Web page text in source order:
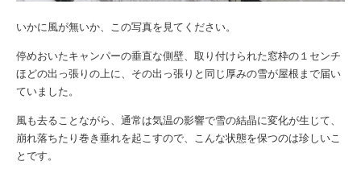
いかに風が無いか、この写真を見てください。
停めおいたキャンパーの垂直な側壁、取り付けられた窓枠の１センチ
ほどの出っ張りの上に、その出っ張りと同じ厚みの雪が屋根まで届い
ていました。
風も去ることながら、通常は気温の影響で雪の結晶に変化が生じて、
崩れ落ちたり巻き垂れを起こすので、こんな状態を保つのは珍しいこ
とです。